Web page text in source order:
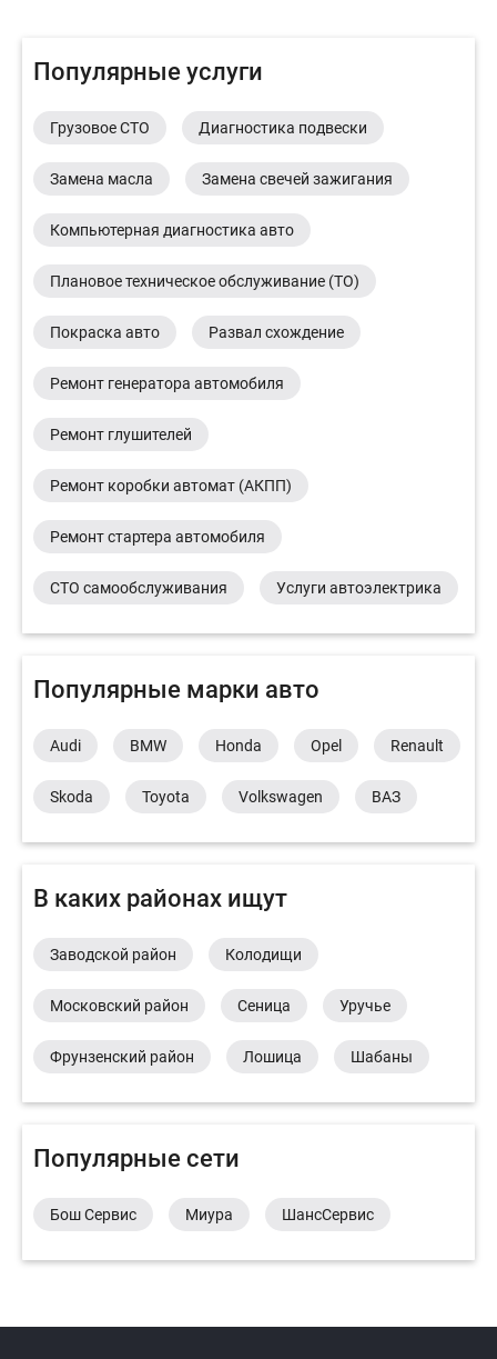
Популярные услуги
Грузовое СТО Диагностика подвески
Замена масла Замена свечей зажигания
Компьютерная диагностика авто
Плановое техническое обслуживание (ТО)
Покраска авто Развал схождение
Ремонт генератора автомобиля
Ремонт глушителей
Ремонт коробки автомат (АКПП)
Ремонт стартера автомобиля
СТО самообслуживания Услуги автоэлектрика
Популярные марки авто
Audi BMW Honda Opel Renault
Skoda Toyota Volkswagen ВАЗ
В каких районах ищут
Заводской район Колодищи
Московский район Сеница Уручье
Фрунзенский район Лошица Шабаны
Популярные сети
Бош Сервис Миура ШансСервис